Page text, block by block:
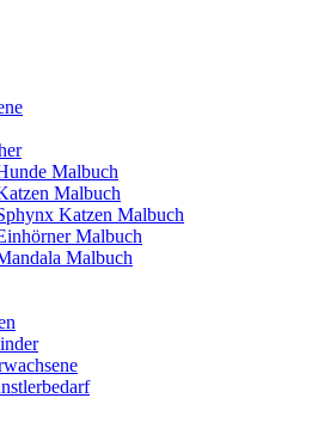
Malbuch
Malbuch
Katzen Malbuch
Malbuch
Malbuch